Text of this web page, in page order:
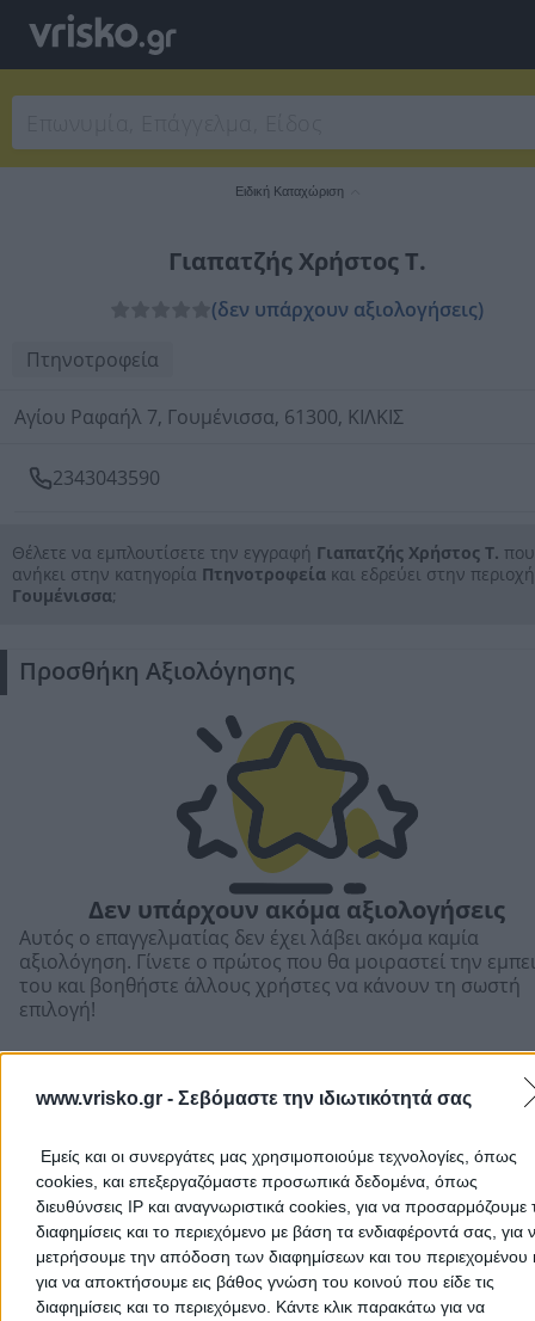
www.vrisko.gr - Σεβόμαστε την ιδιωτικότητά σας
Εμείς και οι συνεργάτες μας χρησιμοποιούμε τεχνολογίες, όπως
cookies, και επεξεργαζόμαστε προσωπικά δεδομένα, όπως
διευθύνσεις IP και αναγνωριστικά cookies, για να προσαρμόζουμε
διαφημίσεις και το περιεχόμενο με βάση τα ενδιαφέροντά σας, για
μετρήσουμε την απόδοση των διαφημίσεων και του περιεχομένου
για να αποκτήσουμε εις βάθος γνώση του κοινού που είδε τις
διαφημίσεις και το περιεχόμενο. Κάντε κλικ παρακάτω για να
Ειδική Καταχώριση
Γιαπατζής Χρήστος Τ.
(δεν υπάρχουν αξιολογήσεις)
Πτηνοτροφεία
Αγίου Ραφαήλ 7, Γουμένισσα, 61300, ΚΙΛΚΙΣ
2343043590
Θέλετε να εμπλουτίσετε την εγγραφή Γιαπατζής Χρήστος Τ. που
ανήκει στην κατηγορία Πτηνοτροφεία και εδρεύει στην περιοχή
Γουμένισσα;
Προσθήκη Αξιολόγησης
Δεν υπάρχουν ακόμα αξιολογήσεις
Αυτός ο επαγγελματίας δεν έχει λάβει ακόμα καμία
αξιολόγηση. Γίνετε ο πρώτος που θα μοιραστεί την
του και βοηθήστε άλλους χρήστες να κάνουν τη σωστή
επιλογή!